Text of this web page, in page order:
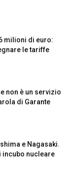
milioni di euro:
le tariffe
non è un servizio
di Garante
e Nagasaki.
incubo nucleare